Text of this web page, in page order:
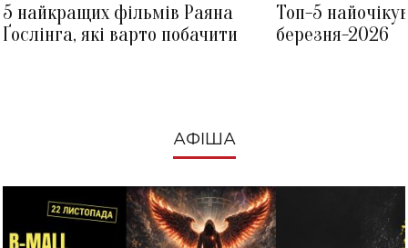
5 найкращих фільмів Раяна
Ґослінга, які варто побачити
Топ-5
березня-2026
АФІША